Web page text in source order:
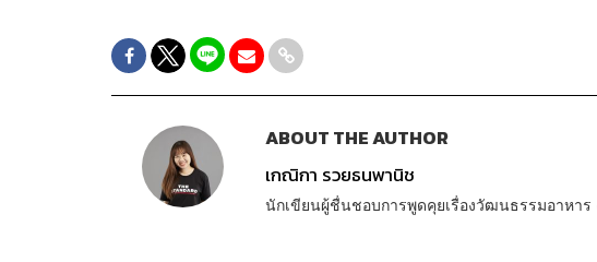
ABOUT THE AUTHOR
เกณิกา รวยธนพานิช
นักเขียนผู้ชื่นชอบการพูดคุยเรื่องวัฒนธรรมอาหา